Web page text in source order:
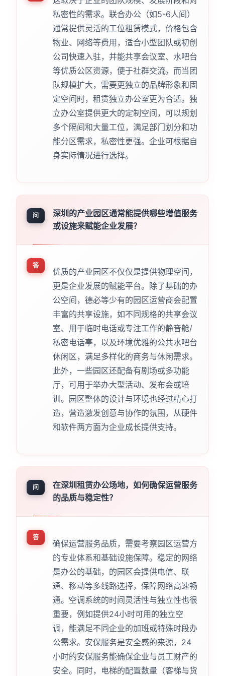
私密性的需求。联合办公（如5-6人间）
通常提供灵活的工位租赁模式，价格包含
物业、网络等费用，适合小型团队或初创
公司快速入驻，并能共享会议室、水吧台
等优质公区资源，便于社群交流。而当团
队规模扩大，需要更独立的品牌形象和固
定空间时，租赁独立办公室更为合适。独
立办公室提供更大的定制空间，可以规划
多个隔间和大量工位，满足部门划分和功
能分区需求，私密性更强。企业可根据自
身实际情况进行选择。
问
深圳的产业园区通常能提供哪些增值服务
或设施来赋能企业发展？
答
优质的产业园区不仅仅是提供物理空间，
更是企业发展的赋能平台。除了基础的办
公空间，德必等少有的园区运营商会配置
丰富的共享设施，如不同规格的共享会议
室、用于临时电话或专注工作的静音舱/
私密电话亭，以及环境优雅的公共水吧台
休闲区，满足多样化的商务与休闲需求。
此外，一些园区还配备有剧场或多功能
厅，可用于举办大型活动、发布会或培
训。园区整体的设计与环境也经过精心打
造，营造激发创意与协作的氛围，从硬件
和软件两方面为企业成长提供支持。
问
在深圳租赁办公场地，如何确保运营服务
的品质与稳定性？
答
确保运营服务品质，需要考察园区运营方
的专业体系和基础设施保障。稳定的网络
是办公的基础，的园区会提供电信、联
通、移动等多线路选择，保障网络高速畅
通。空调系统的时间灵活性与独立性也很
重要，例如提供24小时可用的独立空
调，能满足不同企业的加班或特殊时段办
公需求。安保服务是安全感的来源，24
小时的安保服务能确保企业与员工财产的
安全。同时，电梯的配置数量（客梯与货